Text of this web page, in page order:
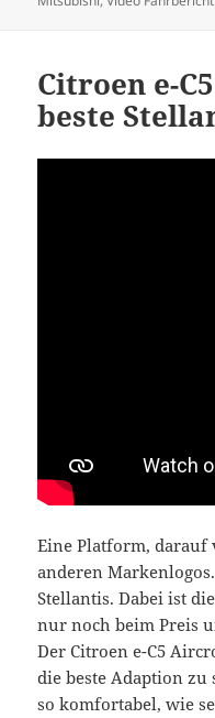
Citroen e-
beste
Eine Platform, darauf
anderen
Stellantis. Dabei ist
nur noch beim Preis
Der Citroen e-C5
die beste Adaption
so komfortabel, wie